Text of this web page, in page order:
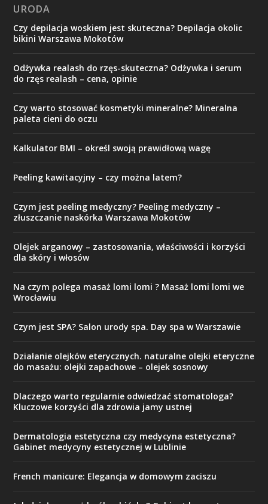
URODA
Czy depilacja woskiem jest skuteczna? Depilacja okolic
bikini Warszawa Mokotów
Odżywka realash do rzęs-skuteczna? Odżywka i serum
do rzęs realash – cena, opinie
Czy warto stosować kosmetyki mineralne? Mineralna
paleta cieni do oczu
Kalkulator BMI – określ swoją prawidłową wagę
Peeling kawitacyjny – czy można latem?
Czym jest peeling medyczny? Peeling medyczny –
złuszczanie naskórka Warszawa Mokotów
Olejek arganowy – zastosowania, właściwości i korzyści
dla skóry i włosów
Na czym polega masaż lomi lomi ? Masaż lomi lomi we
Wrocławiu
Czym jest SPA? Salon urody spa. Day spa w Warszawie
Działanie olejków eterycznych. naturalne olejki eteryczne
do masażu: olejki zapachowe – olejek sosnowy
Dlaczego warto regularnie odwiedzać stomatologa?
Kluczowe korzyści dla zdrowia jamy ustnej
Dermatologia estetyczna czy medycyna estetyczna?
Gabinet medycyny estetycznej w Lublinie
French manicure: Elegancja w domowym zaciszu